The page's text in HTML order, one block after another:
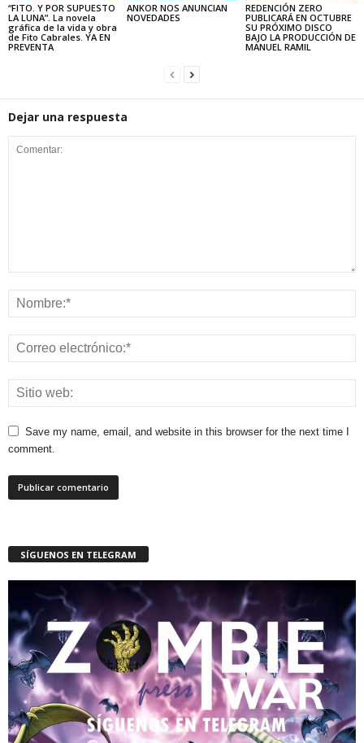
“FITO. Y POR SUPUESTO
LA LUNA”. La novela
gráfica de la vida y obra
de Fito Cabrales. YA EN
PREVENTA
ANKOR NOS ANUNCIAN
NOVEDADES
REDENCIÓN ZERO
PUBLICARÁ EN OCTUBRE
SU PRÓXIMO DISCO
BAJO LA PRODUCCIÓN DE
MANUEL RAMIL
Dejar una respuesta
Save my name, email, and website in this browser for the next time I
comment.
SÍGUENOS EN TELEGRAM